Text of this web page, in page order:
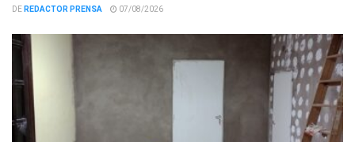
DEREDACTOR PRENSA 07/08/2026